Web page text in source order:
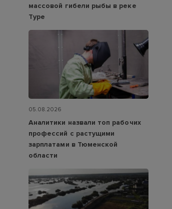
массовой гибели рыбы в реке
Туре
05.08.2026
Аналитики назвали топ рабочих
профессий с растущими
зарплатами в Тюменской
области